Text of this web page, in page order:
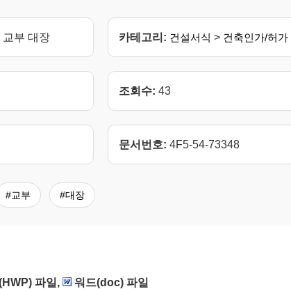
교부 대장 카테고리: 건설서식 > 건축인가/허가
조회수: 43
문서번호: 4F5-54-73348
#교부 #대장
파일, 워드(doc) 파일